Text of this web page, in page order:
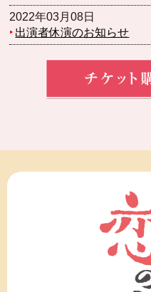
2022年03月08日
‣ 出演者休演のお知らせ